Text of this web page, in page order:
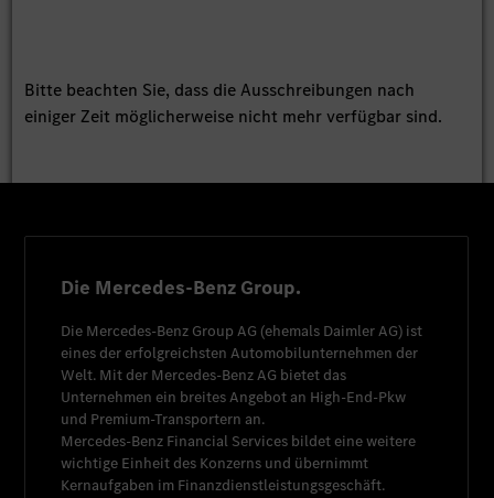
Bitte beachten Sie, dass die Ausschreibungen nach
einiger Zeit möglicherweise nicht mehr verfügbar sind.
Die Mercedes-Benz Group.
Die Mercedes-Benz Group AG (ehemals Daimler AG) ist
eines der erfolgreichsten Automobilunternehmen der
Welt. Mit der Mercedes-Benz AG bietet das
Unternehmen ein breites Angebot an High-End-Pkw
und Premium-Transportern an.
Mercedes-Benz Financial Services bildet eine weitere
wichtige Einheit des Konzerns und übernimmt
Kernaufgaben im Finanzdienstleistungsgeschäft.